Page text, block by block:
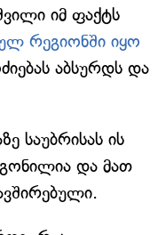
იმ ფაქტს
რეგიონში იყო
აბსურდს და
საუბრისას ის
და მათ